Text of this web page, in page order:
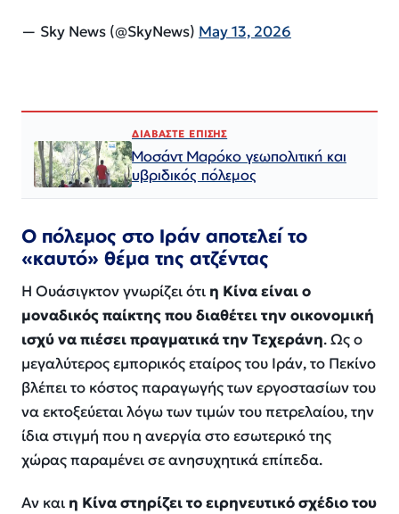
— Sky News (@SkyNews) May 13, 2026
ΔΙΑΒΑΣΤΕ ΕΠΙΣΗΣ
Μοσάντ Μαρόκο γεωπολιτική και
υβριδικός πόλεμος
Ο πόλεμος στο Ιράν αποτελεί το
«καυτό» θέμα της ατζέντας
Η Ουάσιγκτον γνωρίζει ότι η Κίνα είναι ο
μοναδικός παίκτης που διαθέτει την οικονομική
ισχύ να πιέσει πραγματικά την Τεχεράνη. Ως ο
μεγαλύτερος εμπορικός εταίρος του Ιράν, το Πεκίνο
βλέπει το κόστος παραγωγής των εργοστασίων του
να εκτοξεύεται λόγω των τιμών του πετρελαίου, την
ίδια στιγμή που η ανεργία στο εσωτερικό της
χώρας παραμένει σε ανησυχητικά επίπεδα.
Αν και η Κίνα στηρίζει το ειρηνευτικό σχέδιο του